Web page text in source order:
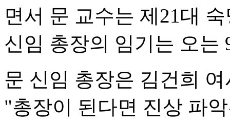
면서 문 교수는 제21대
신임 총장의 임기는 오는
문 신임 총장은 김건희
"총장이 된다면 진상 파